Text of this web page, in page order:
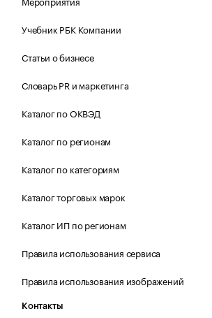
Учебник РБК Компании
Статьи о бизнесе
Словарь PR и маркетинга
Каталог по ОКВЭД
Каталог по регионам
Каталог по категориям
Каталог торговых марок
Каталог ИП по регионам
Правила использования сервиса
Правила использования изображений
Контакты